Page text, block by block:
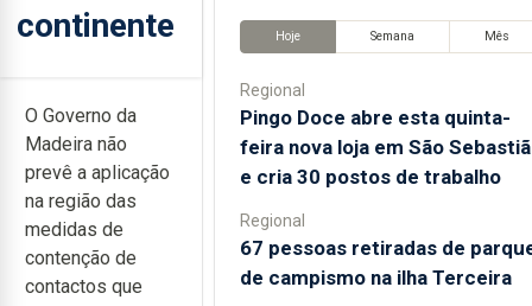
continente
O Governo da
Madeira não
prevê a aplicação
na região das
medidas de
contenção de
contactos que
Hoje Semana Mês
Regional
Pingo Doce abre esta quinta-
feira nova loja em São
e cria 30 postos de trabalho
Regional
67 pessoas retiradas de
de campismo na ilha Terceira